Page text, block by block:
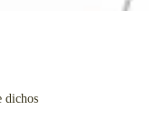
dichos